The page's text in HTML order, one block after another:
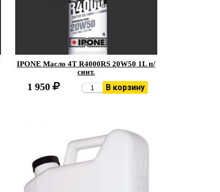
IPONE Масло 4Т R4000RS 20W50 1L п/
синт.
1 950 В корзину